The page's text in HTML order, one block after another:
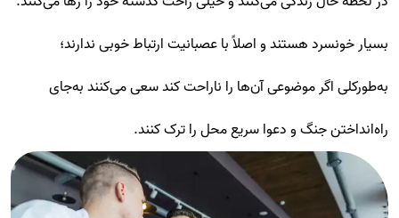
بسیار خونسرد هستند و اصلاً با عصبانیت ارتباط خوبی ندارند؛
به‌طورکلی اگر موضوعی آن‌ها را ناراحت کند سعی می‌کنند به‌جای
راه‌انداختن جنگ و دعوا سریع محل را ترک کنند.